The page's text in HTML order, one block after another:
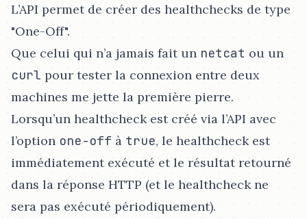
L’API permet de créer des healthchecks de type
"One-Off".
Que celui qui n’a jamais fait un netcat ou un
curl pour tester la connexion entre deux
machines me jette la première pierre.
Lorsqu’un healthcheck est créé via l’API avec
l’option one-off à true, le healthcheck est
immédiatement exécuté et le résultat retourné
dans la réponse HTTP (et le healthcheck ne
sera pas exécuté périodiquement).